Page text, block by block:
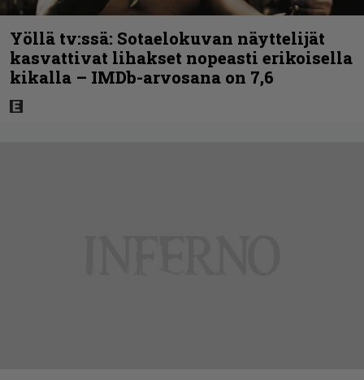
Yöllä tv:ssä: Sotaelokuvan näyttelijät
kasvattivat lihakset nopeasti erikoisella
kikalla – IMDb-arvosana on 7,6